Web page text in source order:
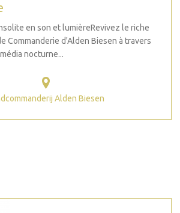
en son et lumièreRevivez le riche
Commanderie d'Alden Biesen à travers
nocturne...
Alden Biesen